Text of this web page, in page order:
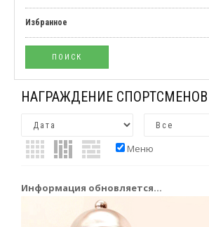
Избранное
НАГРАЖДЕНИЕ СПОРТСМЕНОВ
Меню
Информация обновляется...